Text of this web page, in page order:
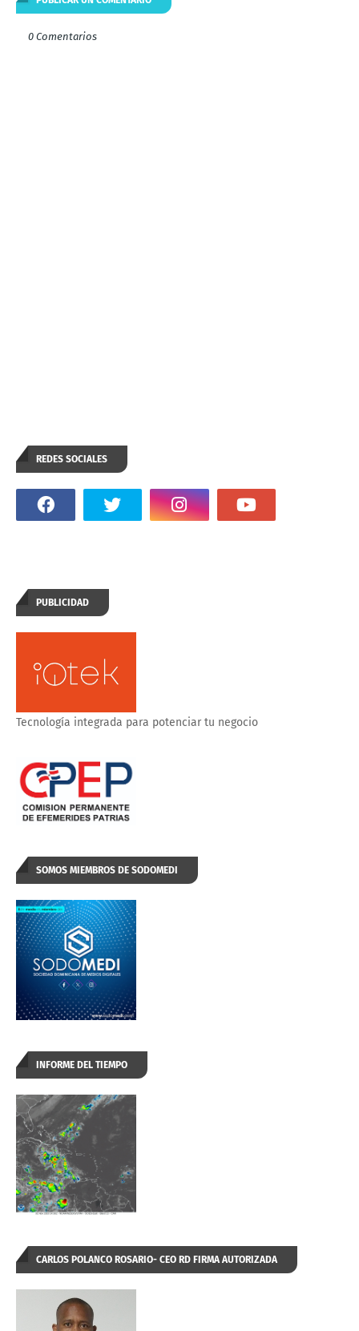
0 Comentarios
REDES SOCIALES
PUBLICIDAD
Tecnología integrada para potenciar tu negocio
SOMOS MIEMBROS DE SODOMEDI
INFORME DEL TIEMPO
CARLOS POLANCO ROSARIO- CEO RD FIRMA AUTORIZADA